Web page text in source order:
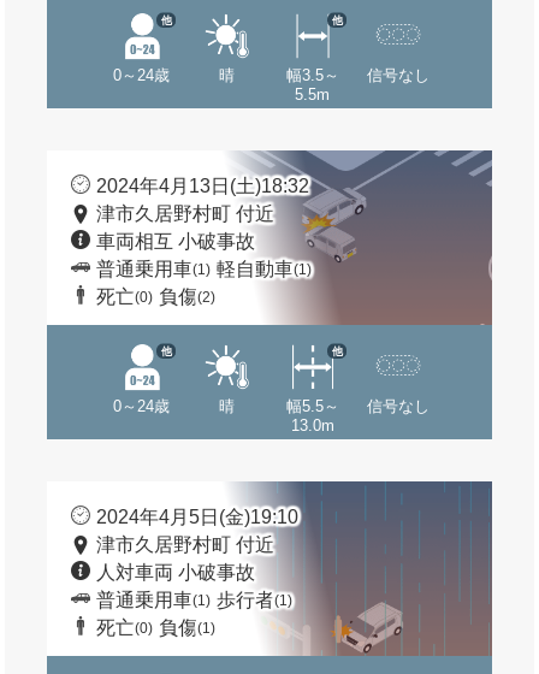
0～24歳
他
晴
幅3.5～
5.5m
他
信号なし
2024年4月13日(土)18:32
津市久居野村町 付近
車両相互 小破事故
普通乗用車(1) 軽自動車(1)
死亡(0) 負傷(2)
0～24歳
他
晴
幅5.5～
13.0m
他
信号なし
2024年4月5日(金)19:10
津市久居野村町 付近
人対車両 小破事故
普通乗用車(1) 歩行者(1)
死亡(0) 負傷(1)